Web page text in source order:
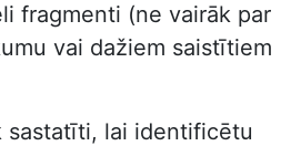
fragmenti (ne vairāk par
vai dažiem saistītiem
lai identificētu